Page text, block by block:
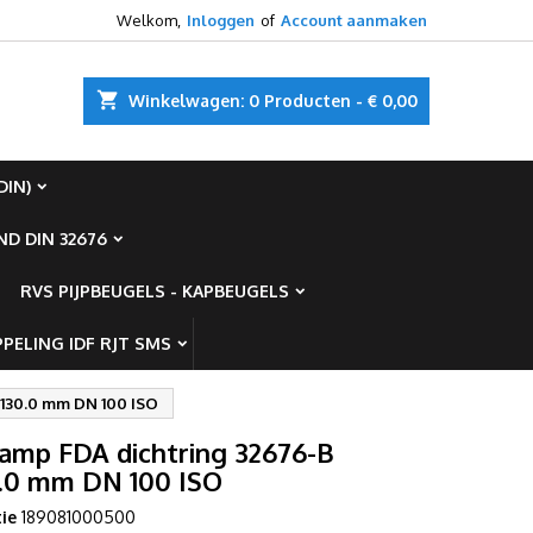
Welkom, Inloggen of Account aanmaken
shopping_cart Winkelwagen: 0 Producten - € 0,00
DIN 32676
RVS PIJPBEUGELS - KAPBEUGELS
IDF RJT SMS
mm DN 100 ISO
FDA dichtring 32676-B
mm DN 100 ISO
189081000500